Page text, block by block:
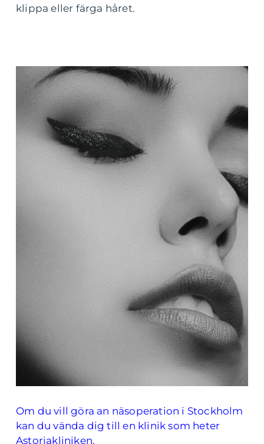
klippa eller färga håret.
Om du vill göra an näsoperation i Stockholm
kan du vända dig till en klinik som heter
Astoriakliniken.